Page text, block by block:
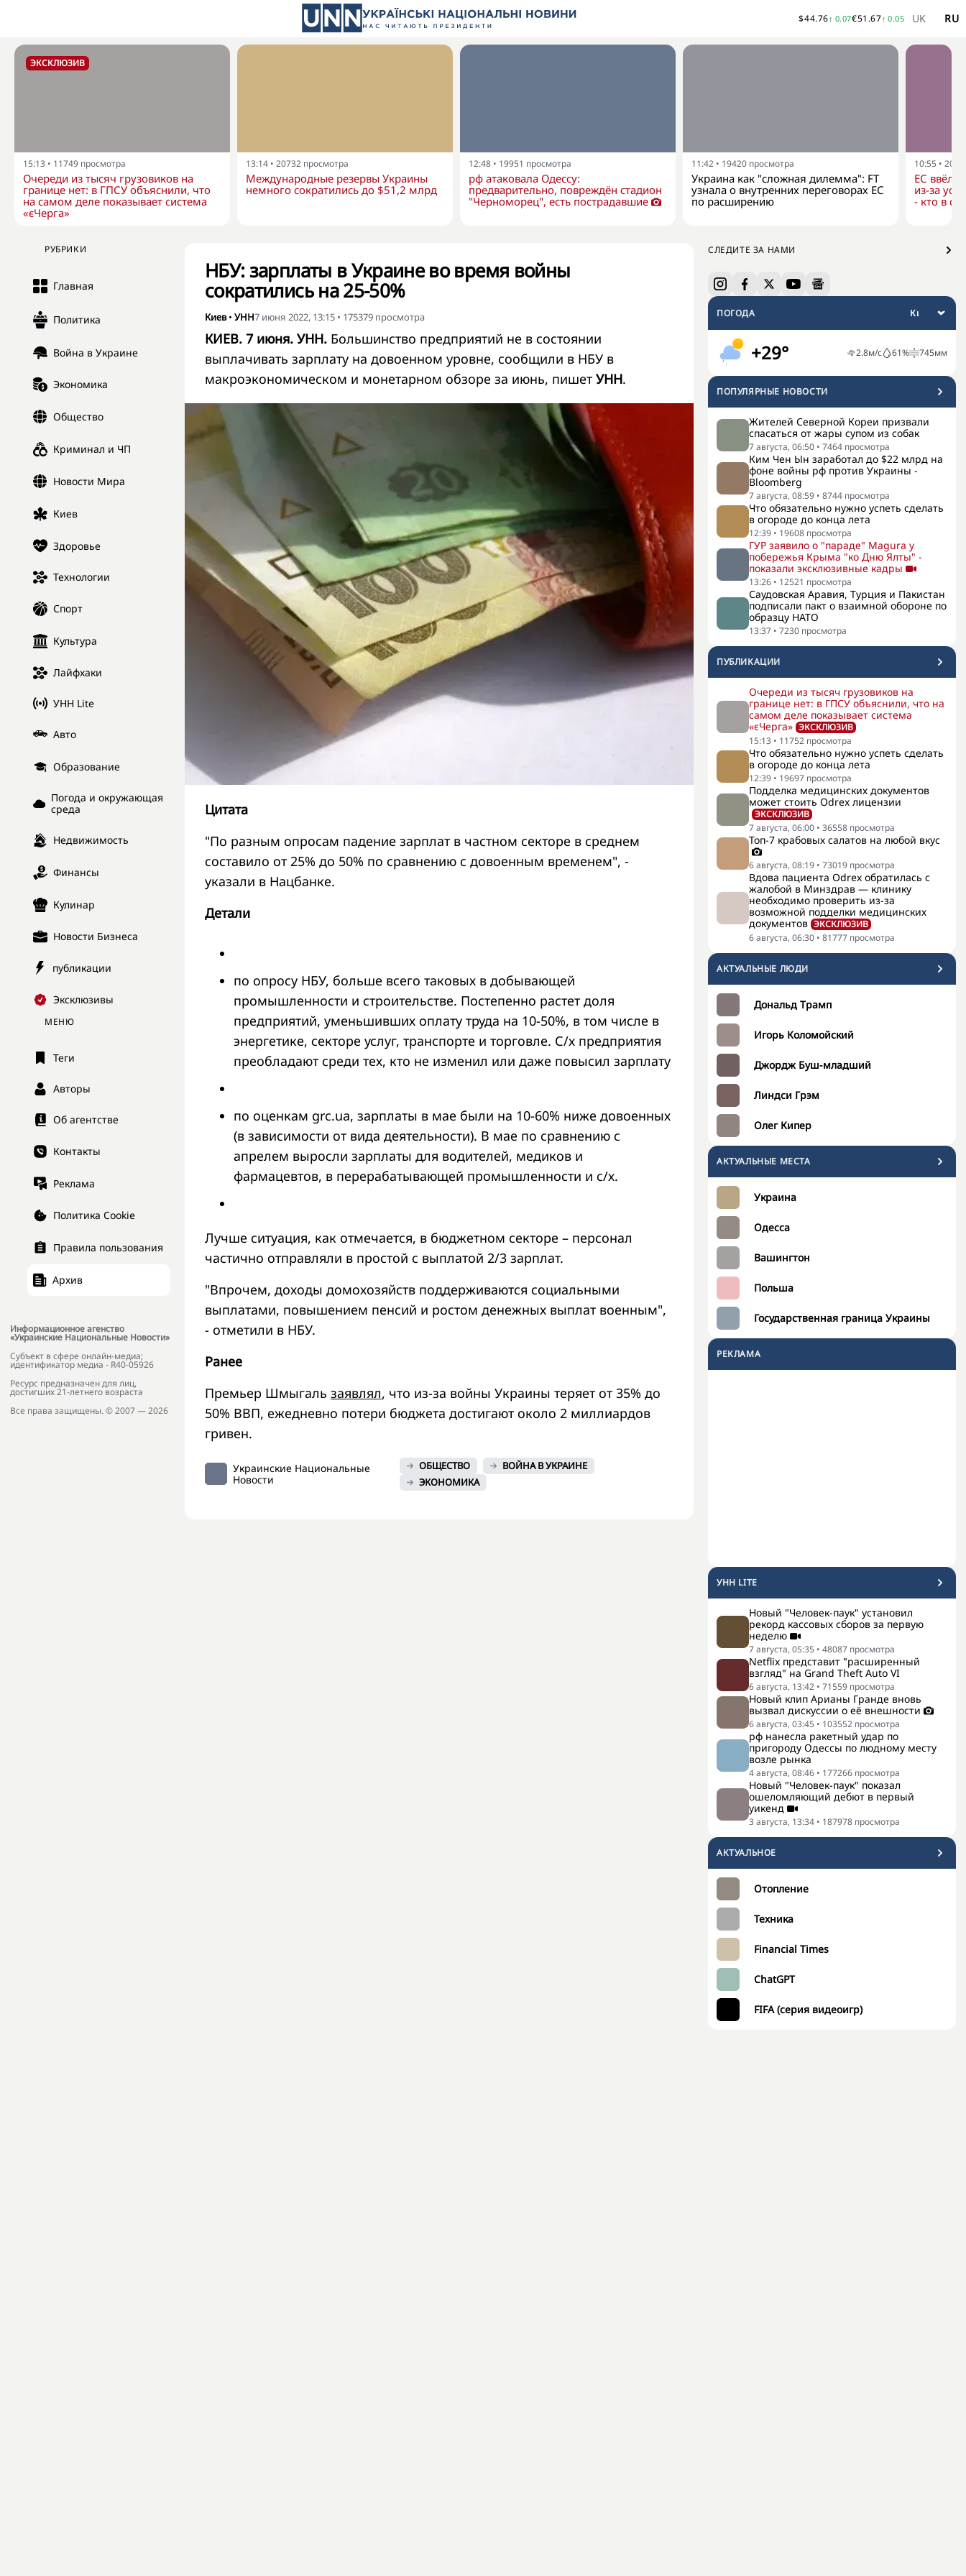
$44.76↑ 0.07€51.67↑ 0.05 UK RU
ЭКСКЛЮЗИВ
15:13 • 11749 просмотра
Очереди из тысяч грузовиков на
границе нет: в ГПСУ объяснили, что
на самом деле показывает система
«єЧерга»
13:14 • 20732 просмотра
Международные резервы Украины
немного сократились до $51,2 млрд
12:48 • 19951 просмотра
рф атаковала Одессу:
предварительно, повреждён стадион
"Черноморец", есть пострадавшие
11:42 • 19420 просмотра
Украина как "сложная дилемма": FT
узнала о внутренних переговорах ЕС
по расширению
10:55 •
ЕС ввёл
из-за
- кто в
РУБРИКИ
Главная
Политика
Война в Украине
Экономика
Общество
Криминал и ЧП
Новости Мира
Киев
Здоровье
Технологии
Спорт
Культура
Лайфхаки
УНН Lite
Авто
Образование
Погода и окружающая
среда
Недвижимость
Финансы
Кулинар
Новости Бизнеса
публикации
Эксклюзивы
МЕНЮ
Теги
Авторы
Об агентстве
Контакты
Реклама
Политика Cookie
Правила пользования
Архив
Информационное агенство
«Украинские Национальные Новости»
Субъект в сфере онлайн-медиа;
идентификатор медиа - R40-05926
Ресурс предназначен для лиц,
достигших 21-летнего возраста
Все права защищены. © 2007 — 2026
СЛЕДИТЕ ЗА НАМИ
ПОГОДА
+29° 2.8м/с 61% 745мм
ПОПУЛЯРНЫЕ НОВОСТИ
Жителей Северной Кореи призвали
спасаться от жары супом из собак
7 августа, 06:50 • 7464 просмотра
Ким Чен Ын заработал до $22 млрд на
фоне войны рф против Украины -
Bloomberg
7 августа, 08:59 • 8744 просмотра
Что обязательно нужно успеть сделать
в огороде до конца лета
12:39 • 19608 просмотра
ГУР заявило о "параде" Magura у
побережья Крыма "ко Дню Ялты" -
показали эксклюзивные кадры
13:26 • 12521 просмотра
Саудовская Аравия, Турция и Пакистан
подписали пакт о взаимной обороне по
образцу НАТО
13:37 • 7230 просмотра
ПУБЛИКАЦИИ
Очереди из тысяч грузовиков на
границе нет: в ГПСУ объяснили, что на
самом деле показывает система
«єЧерга» ЭКСКЛЮЗИВ
15:13 • 11752 просмотра
Что обязательно нужно успеть сделать
в огороде до конца лета
12:39 • 19697 просмотра
Подделка медицинских документов
может стоить Odrex лицензии
ЭКСКЛЮЗИВ
7 августа, 06:00 • 36558 просмотра
Топ-7 крабовых салатов на любой вкус
6 августа, 08:19 • 73019 просмотра
Вдова пациента Odrex обратилась с
жалобой в Минздрав — клинику
необходимо проверить из-за
возможной подделки медицинских
документов ЭКСКЛЮЗИВ
6 августа, 06:30 • 81777 просмотра
АКТУАЛЬНЫЕ ЛЮДИ
Дональд Трамп
Игорь Коломойский
Джордж Буш-младший
Линдси Грэм
Олег Кипер
АКТУАЛЬНЫЕ МЕСТА
Украина
Одесса
Вашингтон
Польша
Государственная граница Украины
РЕКЛАМА
УНН LITE
Новый "Человек-паук" установил
рекорд кассовых сборов за первую
неделю
7 августа, 05:35 • 48087 просмотра
Netflix представит "расширенный
взгляд" на Grand Theft Auto VI
6 августа, 13:42 • 71559 просмотра
Новый клип Арианы Гранде вновь
вызвал дискуссии о её внешности
6 августа, 03:45 • 103552 просмотра
рф нанесла ракетный удар по
пригороду Одессы по людному месту
возле рынка
4 августа, 08:46 • 177266 просмотра
Новый "Человек-паук" показал
ошеломляющий дебют в первый
уикенд
3 августа, 13:34 • 187978 просмотра
АКТУАЛЬНОЕ
Отопление
Техника
Financial Times
ChatGPT
FIFA (серия видеоигр)
НБУ: зарплаты в Украине во время войны
сократились на 25-50%
Киев• УНН7 июня 2022, 13:15 • 175379 просмотра
КИЕВ. 7 июня. УНН. Большинство предприятий не в состоянии
выплачивать зарплату на довоенном уровне, сообщили в НБУ в
макроэкономическом и монетарном обзоре за июнь, пишет УНН.
Цитата
"По разным опросам падение зарплат в частном секторе в среднем
составило от 25% до 50% по сравнению с довоенным временем", -
указали в Нацбанке.
Детали
по опросу НБУ, больше всего таковых в добывающей
промышленности и строительстве. Постепенно растет доля
предприятий, уменьшивших оплату труда на 10-50%, в том числе в
энергетике, секторе услуг, транспорте и торговле. С/х предприятия
преобладают среди тех, кто не изменил или даже повысил зарплату
по оценкам grc.ua, зарплаты в мае были на 10-60% ниже довоенных
(в зависимости от вида деятельности). В мае по сравнению с
апрелем выросли зарплаты для водителей, медиков и
фармацевтов, в перерабатывающей промышленности и с/х.
Лучше ситуация, как отмечается, в бюджетном секторе – персонал
частично отправляли в простой с выплатой 2/3 зарплат.
"Впрочем, доходы домохозяйств поддерживаются социальными
выплатами, повышением пенсий и ростом денежных выплат военным",
- отметили в НБУ.
Ранее
Премьер Шмыгаль заявлял, что из-за войны Украины теряет от 35% до
50% ВВП, ежедневно потери бюджета достигают около 2 миллиардов
гривен.
Украинские Национальные
Новости
ОБЩЕСТВО
ВОЙНА В УКРАИНЕ
ЭКОНОМИКА